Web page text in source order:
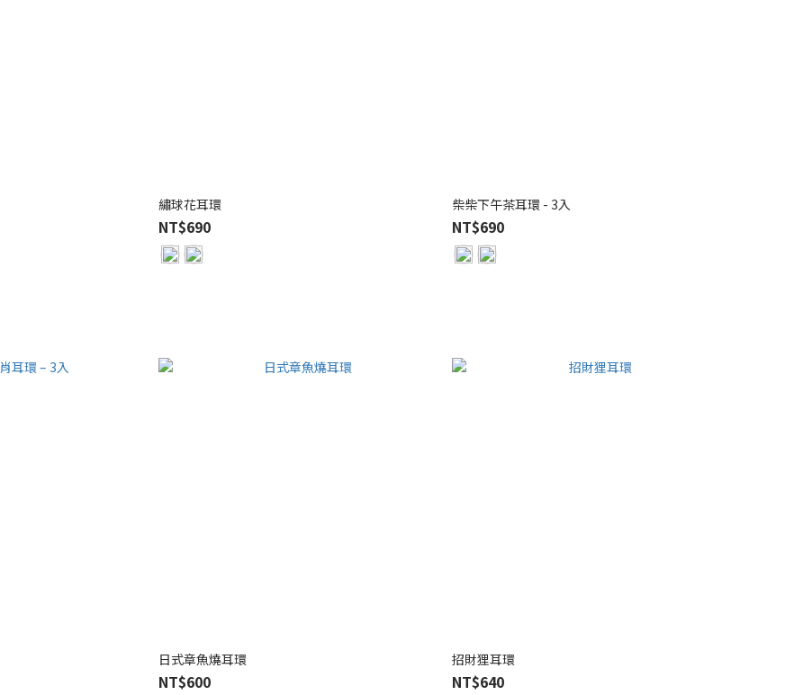
繡球花耳環
NT$690
柴柴下午茶耳環 - 3入
NT$690
日式章魚燒耳環
NT$600
招財狸耳環
NT$640